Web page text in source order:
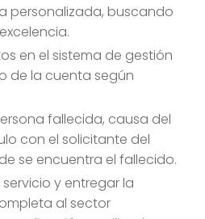
personalizada, buscando
en el sistema de gestión
de la cuenta según
fallecida, causa del
con el solicitante del
se encuentra el fallecido.
y entregar la
al sector